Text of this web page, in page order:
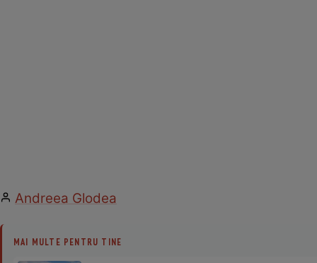
Andreea Glodea
MAI MULTE PENTRU TINE